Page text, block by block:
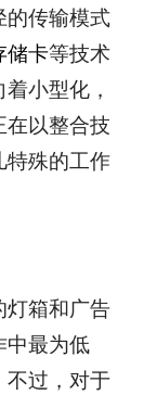
的传输模式
储卡等技术
小型化，
以整合技
特殊的工作
箱和广告
中最为低
不过，对于